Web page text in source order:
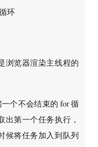
环
浏览器渲染主线程的
个不会结束的 for 循
第一个任务执行，
候将任务加入到队列